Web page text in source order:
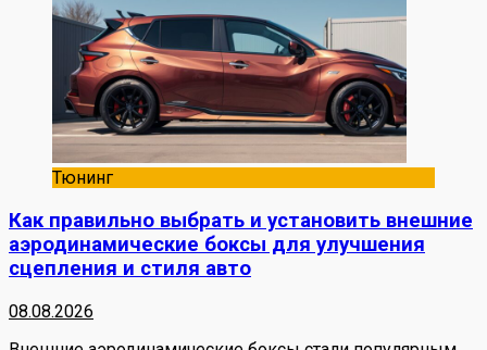
Тюнинг
Как правильно выбрать и установить внешние
аэродинамические боксы для улучшения
сцепления и стиля авто
08.08.2026